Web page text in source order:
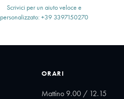
Scrivici per un aiuto veloce e
personalizzato: +39 3397150270
ORARI
Mattino 9.00 / 12.15